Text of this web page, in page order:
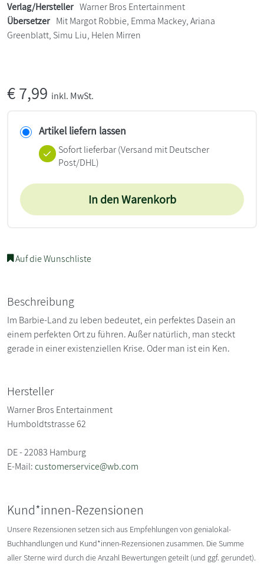
Verlag/Hersteller Warner Bros Entertainment
Übersetzer Mit Margot Robbie, Emma Mackey, Ariana
Greenblatt, Simu Liu, Helen Mirren
€7,99 inkl. MwSt.
Artikel liefern lassen
Sofort lieferbar(Versand mit Deutscher
Post/DHL)
In den Warenkorb
Auf die Wunschliste
Beschreibung
Im Barbie-Land zu leben bedeutet, ein perfektes Dasein an
einem perfekten Ort zu führen. Außer natürlich, man steckt
gerade in einer existenziellen Krise. Oder man ist ein Ken.
Hersteller
Warner Bros Entertainment
Humboldtstrasse 62
DE - 22083 Hamburg
E-Mail:customerservice@wb.com
Kund*innen-Rezensionen
Unsere Rezensionen setzen sich aus Empfehlungen von genialokal-
Buchhandlungen und Kund*innen-Rezensionen zusammen. Die Summe
aller Sterne wird durch die Anzahl Bewertungen geteilt (und ggf. gerundet).